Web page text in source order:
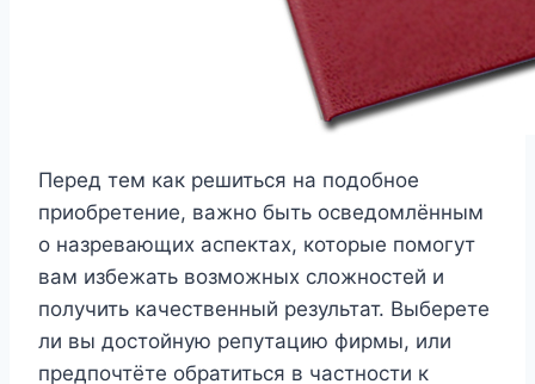
Перед тем как решиться на подобное
приобретение, важно быть осведомлённым
о назревающих аспектах, которые помогут
вам избежать возможных сложностей и
получить качественный результат. Выберете
ли вы достойную репутацию фирмы, или
предпочтёте обратиться в частности к